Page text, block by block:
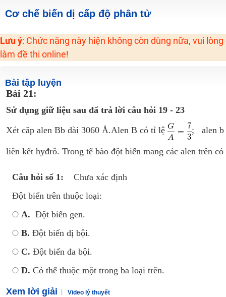
Học online lớp 2 với thầy cô giáo giỏi, nổi tiếng
Hot! Lễ hội đồng giá 449K - 499K toàn bộ khoá học tại Tuyensinh247
Khuyến Mãi Khoá Học 1K Chỉ Từ 11-13/09/2024
Khai giảng các khóa lớp 9 Toán - Lý - Hóa - Văn - Anh năm 2018
Cơ chế biến dị cấp độ phân tử
Lưu ý: Chức năng này hiện không còn dùng nữa, vui
làm đề thi online!
Bài tập luyện
Bài 21:
Sử dụng giữ liệu sau đẩ trả lời câu hỏi 19 - 23
Xét căp alen Bb dài 3060 Å.Alen B có tỉ lệ
; alen b
liên kết hyđrô. Trong tế bào đột biến mang các alen trên
Câu hỏi số 1:
Chưa xác định
Đột biến trên thuộc loại:
A. Đột biến gen.
B. Đột biến dị bội.
C. Đột biến đa bội.
D. Có thể thuộc một trong ba loại trên.
Xem lời giải Video lý thuyết